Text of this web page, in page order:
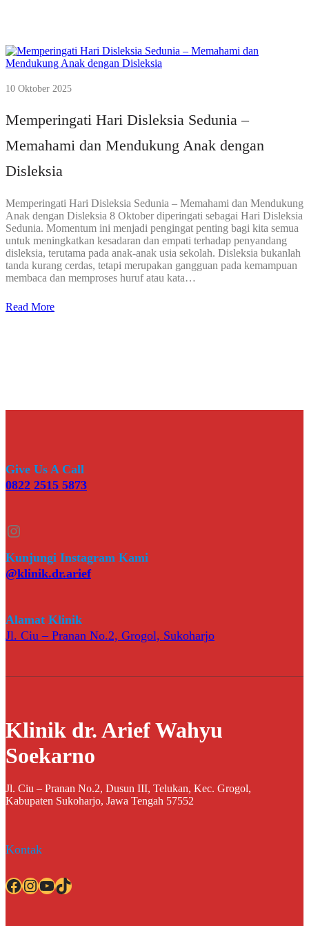
10 Oktober 2025
Memperingati Hari Disleksia Sedunia –
Memahami dan Mendukung Anak dengan
Disleksia
Memperingati Hari Disleksia Sedunia – Memahami dan Mendukung
Anak dengan Disleksia 8 Oktober diperingati sebagai Hari Disleksia
Sedunia. Momentum ini menjadi pengingat penting bagi kita semua
untuk meningkatkan kesadaran dan empati terhadap penyandang
disleksia, terutama pada anak-anak usia sekolah. Disleksia bukanlah
tanda kurang cerdas, tetapi merupakan gangguan pada kemampuan
membaca dan memproses huruf atau kata…
Read More
Give Us A Call
0822 2515 5873
Instagram
Kunjungi Instagram Kami
@klinik.dr.arief
Alamat Klinik
Jl. Ciu – Pranan No.2, Grogol, Sukoharjo
Klinik dr. Arief Wahyu
Soekarno
Jl. Ciu – Pranan No.2, Dusun III, Telukan, Kec. Grogol,
Kabupaten Sukoharjo, Jawa Tengah 57552
Kontak
Facebook InstagramYouTube TikTok